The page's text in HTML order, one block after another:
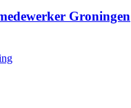
Groningen